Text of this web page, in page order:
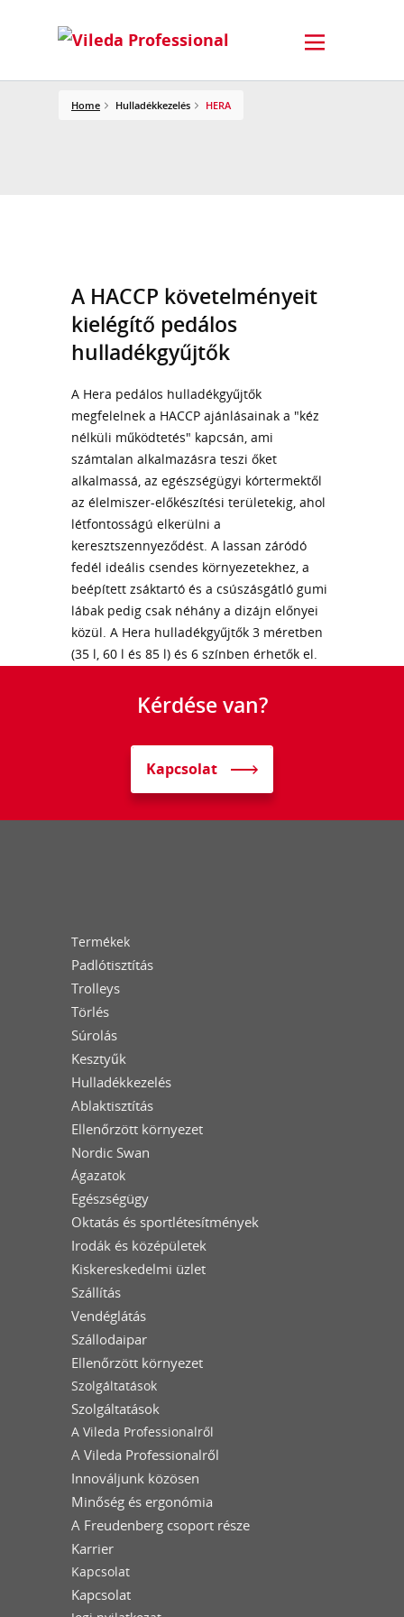
Home Hulladékkezelés HERA
A HACCP követelményeit
kielégítő pedálos
hulladékgyűjtők
A Hera pedálos hulladékgyűjtők
megfelelnek a HACCP ajánlásainak a "kéz
nélküli működtetés" kapcsán, ami
számtalan alkalmazásra teszi őket
alkalmassá, az egészségügyi kórtermektől
az élelmiszer-előkészítési területekig, ahol
létfontosságú elkerülni a
keresztszennyeződést. A lassan záródó
fedél ideális csendes környezetekhez, a
beépített zsáktartó és a csúszásgátló gumi
lábak pedig csak néhány a dizájn előnyei
közül. A Hera hulladékgyűjtők 3 méretben
(35 l, 60 l és 85 l) és 6 színben érhetők el.
Kérdése van?
Kapcsolat
Termékek
Padlótisztítás
Trolleys
Törlés
Súrolás
Kesztyűk
Hulladékkezelés
Ablaktisztítás
Ellenőrzött környezet
Nordic Swan
Ágazatok
Egészségügy
Oktatás és sportlétesítmények
Irodák és középületek
Kiskereskedelmi üzlet
Szállítás
Vendéglátás
Szállodaipar
Ellenőrzött környezet
Szolgáltatások
Szolgáltatások
A Vileda Professionalről
A Vileda Professionalről
Innováljunk közösen
Minőség és ergonómia
A Freudenberg csoport része
Karrier
Kapcsolat
Kapcsolat